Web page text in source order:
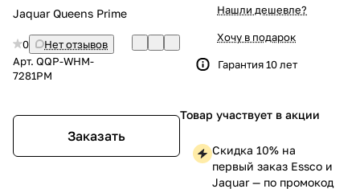
Jaquar Queens Prime
0
Нет отзывов
Арт. QQP-WHM-
7281PM
Заказать
Нашли дешевле?
Хочу в подарок
Гарантия 10 лет
Товар участвует в акции
Скидка 10% на
первый заказ Essco и
Jaquar — по промокод